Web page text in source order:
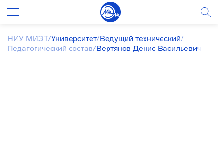
НИУ МИЭТ/Университет/Ведущий технический/
Педагогический состав/Вертянов Денис Васильевич